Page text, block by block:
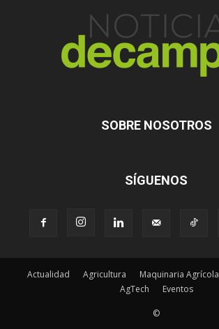
SOBRE NOSOTROS
SÍGUENOS
Actualidad Agricultura Maquinaria Agrícola
AgTech
Eventos
©